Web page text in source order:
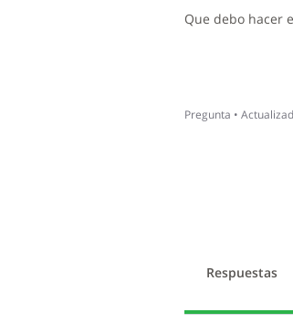
Que debo hacer
Pregunta •
Respuestas